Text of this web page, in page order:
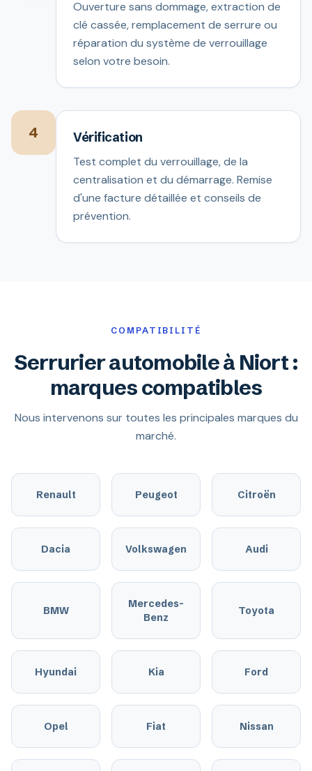
Ouverture sans dommage, extraction de
clé cassée, remplacement de serrure ou
réparation du système de verrouillage
selon votre besoin.
4 Vérification
Test complet du verrouillage, de la
centralisation et du démarrage. Remise
d'une facture détaillée et conseils de
prévention.
COMPATIBILITÉ
Serrurier automobile à Niort :
marques compatibles
Nous intervenons sur toutes les principales marques du
marché.
Renault Peugeot Citroën
Dacia Volkswagen Audi
BMW
Mercedes-
Benz
Toyota
Hyundai Kia Ford
Opel Fiat Nissan